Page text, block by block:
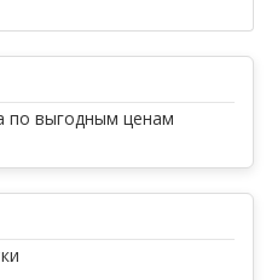
по выгодным ценам